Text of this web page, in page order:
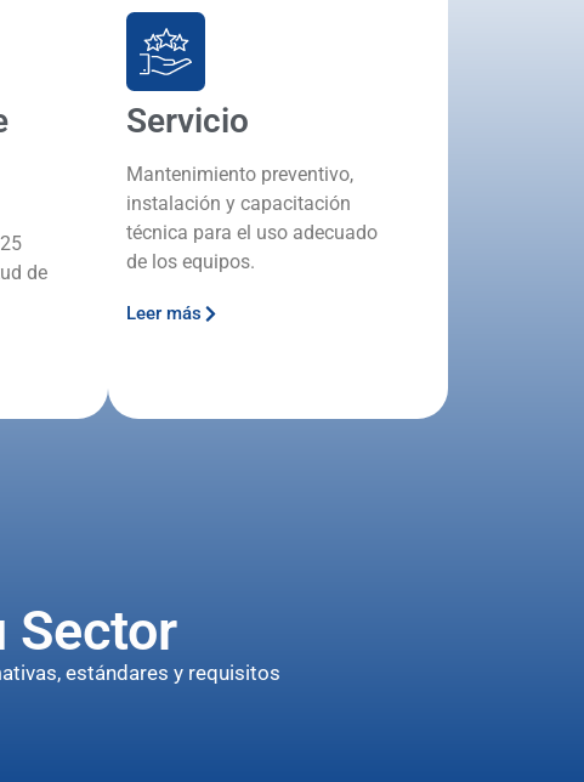
de
Servicio
Mantenimiento preventivo,
instalación y capacitación
técnica para el uso adecuado
de los equipos.
Leer más
Sector
estándares y requisitos